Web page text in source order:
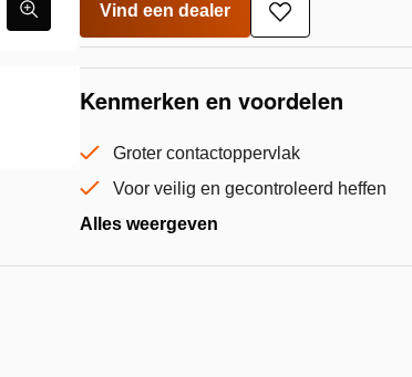
Vind een dealer
Toevoegen
aan
Kenmerken en voordelen
Groter contactoppervlak
Voor veilig en gecontroleerd heffen
Alles weergeven